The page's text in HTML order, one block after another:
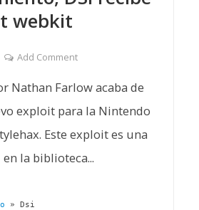
webkit
Add Comment
Nathan Farlow acaba de
exploit para la Nintendo
Este exploit es una
la biblioteca...
» Dsi